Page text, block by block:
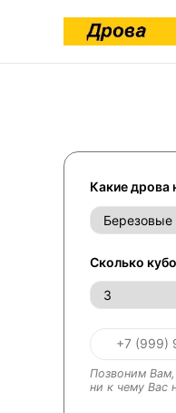
Какие дрова
Сколько
Позвоним Вам,
ни к чему Вас